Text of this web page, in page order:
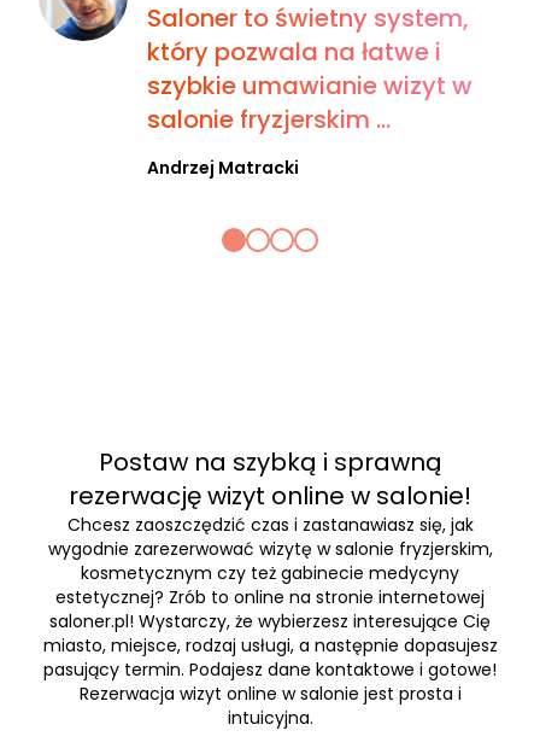
Saloner to świetny system,
który pozwala na łatwe i
szybkie umawianie wizyt w
salonie fryzjerskim ...
Andrzej Matracki
Postaw na szybką i sprawną
rezerwację wizyt online w salonie!
Chcesz zaoszczędzić czas i zastanawiasz się, jak
wygodnie zarezerwować wizytę w salonie fryzjerskim,
kosmetycznym czy też gabinecie medycyny
estetycznej? Zrób to online na stronie internetowej
saloner.pl! Wystarczy, że wybierzesz interesujące Cię
miasto, miejsce, rodzaj usługi, a następnie dopasujesz
pasujący termin. Podajesz dane kontaktowe i gotowe!
Rezerwacja wizyt online w salonie jest prosta i
intuicyjna.